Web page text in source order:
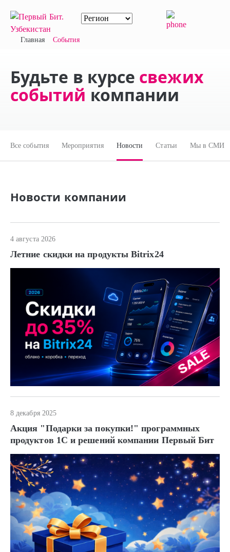
Главная События
Будьте в курсе свежих
событий компании
Все события Мероприятия Новости Статьи Мы в СМИ
Новости компании
4 августа 2026
Летние скидки на продукты Bitrix24
8 декабря 2025
Акция "Подарки за покупки!" программных
продуктов 1С и решений компании Первый Бит